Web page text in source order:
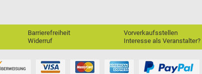
Barrierefreiheit
Widerruf
Vorverkaufsstellen
Interesse als Veranstalter?